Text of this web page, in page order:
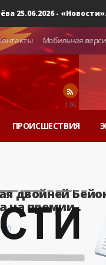
- «Новости»...
Мобильная
1.9k
ПРОИСШЕСТВИЯ
двойней
на премии..